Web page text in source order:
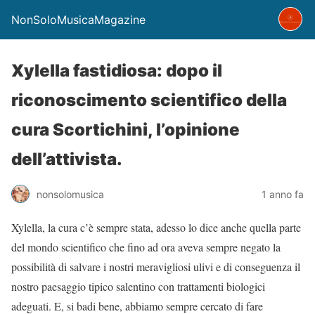
NonSoloMusicaMagazine
Xylella fastidiosa: dopo il
riconoscimento scientifico della
cura Scortichini, l’opinione
dell’attivista.
nonsolomusica 1 anno fa
Xylella, la cura c’è sempre stata, adesso lo dice anche quella parte
del mondo scientifico che fino ad ora aveva sempre negato la
possibilità di salvare i nostri meravigliosi ulivi e di conseguenza il
nostro paesaggio tipico salentino con trattamenti biologici
adeguati. E, si badi bene, abbiamo sempre cercato di fare